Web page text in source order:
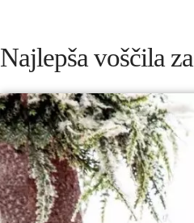
Najlepša voščila